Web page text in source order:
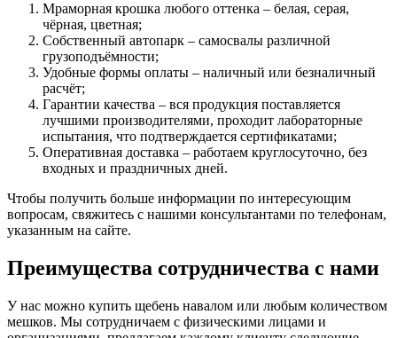
Мраморная крошка любого оттенка – белая, серая,
чёрная, цветная;
Собственный автопарк – самосвалы различной
грузоподъёмности;
Удобные формы оплаты – наличный или безналичный
расчёт;
Гарантии качества – вся продукция поставляется
лучшими производителями, проходит лабораторные
испытания, что подтверждается сертификатами;
Оперативная доставка – работаем круглосуточно, без
входных и праздничных дней.
Чтобы получить больше информации по интересующим
вопросам, свяжитесь с нашими консультантами по телефонам,
указанным на сайте.
Преимущества сотрудничества с нами
У нас можно купить щебень навалом или любым количеством
мешков. Мы сотрудничаем с физическими лицами и